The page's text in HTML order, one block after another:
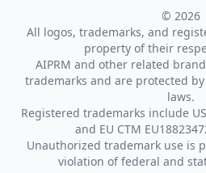
© 2026
All logos, trademarks, and
property of their
AIPRM and other related
trademarks and are protected
laws.
Registered trademarks include
and EU CTM
Unauthorized trademark use is
violation of federal and